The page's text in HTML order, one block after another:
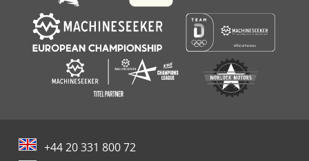
+44 20 331 800 72